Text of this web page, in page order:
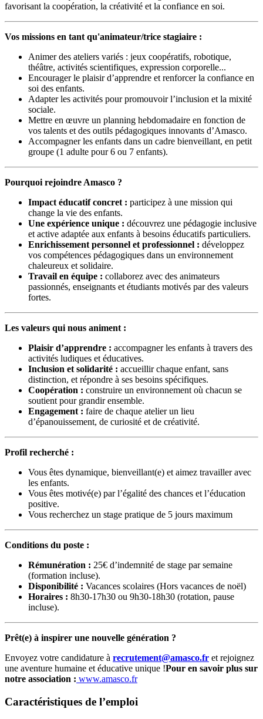
favorisant la coopération, la créativité et la confiance en soi.
Vos missions en tant qu'animateur/trice stagiaire :
Animer des ateliers variés : jeux coopératifs, robotique,
théâtre, activités scientifiques, expression corporelle...
Encourager le plaisir d’apprendre et renforcer la confiance en
soi des enfants.
Adapter les activités pour promouvoir l’inclusion et la mixité
sociale.
Mettre en œuvre un planning hebdomadaire en fonction de
vos talents et des outils pédagogiques innovants d’Amasco.
Accompagner les enfants dans un cadre bienveillant, en petit
groupe (1 adulte pour 6 ou 7 enfants).
Pourquoi rejoindre Amasco ?
Impact éducatif concret : participez à une mission qui
change la vie des enfants.
Une expérience unique : découvrez une pédagogie inclusive
et active adaptée aux enfants à besoins éducatifs particuliers.
Enrichissement personnel et professionnel : développez
vos compétences pédagogiques dans un environnement
chaleureux et solidaire.
Travail en équipe : collaborez avec des animateurs
passionnés, enseignants et étudiants motivés par des valeurs
fortes.
Les valeurs qui nous animent :
Plaisir d’apprendre : accompagner les enfants à travers des
activités ludiques et éducatives.
Inclusion et solidarité : accueillir chaque enfant, sans
distinction, et répondre à ses besoins spécifiques.
Coopération : construire un environnement où chacun se
soutient pour grandir ensemble.
Engagement : faire de chaque atelier un lieu
d’épanouissement, de curiosité et de créativité.
Profil recherché :
Vous êtes dynamique, bienveillant(e) et aimez travailler avec
les enfants.
Vous êtes motivé(e) par l’égalité des chances et l’éducation
positive.
Vous recherchez un stage pratique de 5 jours maximum
Conditions du poste :
Rémunération : 25€ d’indemnité de stage par semaine
(formation incluse).
Disponibilité : Vacances scolaires (Hors vacances de noël)
Horaires : 8h30-17h30 ou 9h30-18h30 (rotation, pause
incluse).
Prêt(e) à inspirer une nouvelle génération ?
Envoyez votre candidature à recrutement@amasco.fr et rejoignez
une aventure humaine et éducative unique !Pour en savoir plus sur
notre association : www.amasco.fr
Caractéristiques de l’emploi